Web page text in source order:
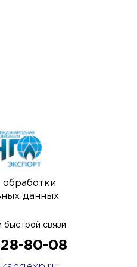
обработки
данных
быстрой связи
80-08